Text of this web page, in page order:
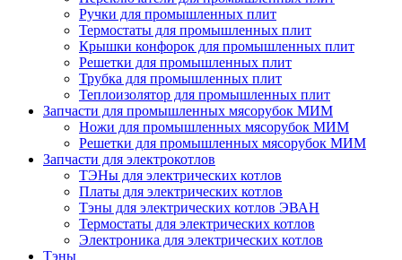
Ручки для промышленных плит
Термостаты для промышленных плит
Крышки конфорок для промышленных плит
Решетки для промышленных плит
Трубка для промышленных плит
Теплоизолятор для промышленных плит
Запчасти для промышленных мясорубок МИМ
Ножи для промышленных мясорубок МИМ
Решетки для промышленных мясорубок МИМ
Запчасти для электрокотлов
ТЭНы для электрических котлов
Платы для электрических котлов
Тэны для электрических котлов ЭВАН
Термостаты для электрических котлов
Электроника для электрических котлов
Тэны